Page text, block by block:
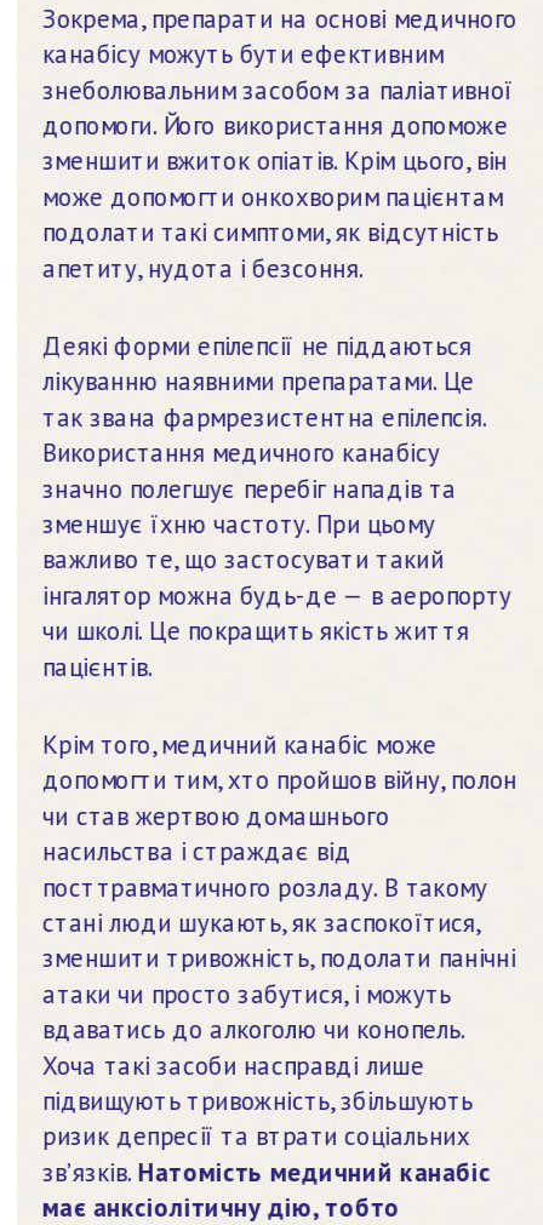
Зокрема, препарати на основі медичного
канабісу можуть бути ефективним
знеболювальним засобом за паліативної
допомоги. Його використання допоможе
зменшити вжиток опіатів. Крім цього, він
може допомогти онкохворим пацієнтам
подолати такі симптоми, як відсутність
апетиту, нудота і безсоння.
Деякі форми епілепсії не піддаються
лікуванню наявними препаратами. Це
так звана фармрезистентна епілепсія.
Використання медичного канабісу
значно полегшує перебіг нападів та
зменшує їхню частоту. При цьому
важливо те, що застосувати такий
інгалятор можна будь-де — в аеропорту
чи школі. Це покращить якість життя
пацієнтів.
Крім того, медичний канабіс може
допомогти тим, хто пройшов війну, полон
чи став жертвою домашнього
насильства і страждає від
посттравматичного розладу. В такому
стані люди шукають, як заспокоїтися,
зменшити тривожність, подолати панічні
атаки чи просто забутися, і можуть
вдаватись до алкоголю чи конопель.
Хоча такі засоби насправді лише
підвищують тривожність, збільшують
ризик депресії та втрати соціальних
зв’язків. Натомість медичний канабіс
має анксіолітичну дію, тобто